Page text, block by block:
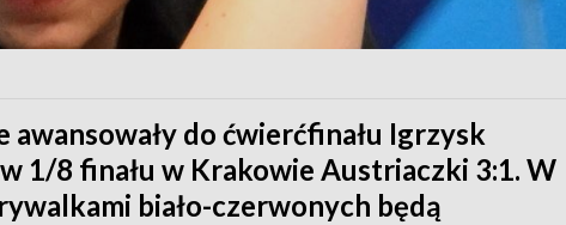
do ćwierćfinału Igrzysk
1/8 finału w Krakowie Austriaczki 3:1. W
biało-czerwonych będą